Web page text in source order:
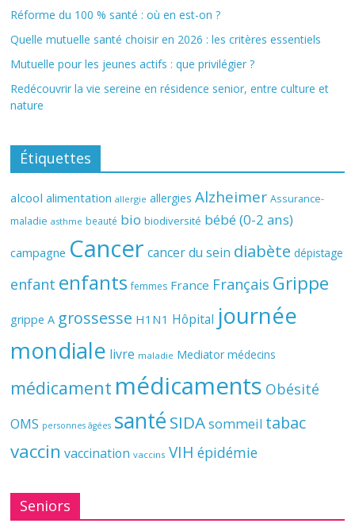
Réforme du 100 % santé : où en est-on ?
Quelle mutuelle santé choisir en 2026 : les critères essentiels
Mutuelle pour les jeunes actifs : que privilégier ?
Redécouvrir la vie sereine en résidence senior, entre culture et
nature
Étiquettes
alcool alimentation allergie allergies Alzheimer Assurance-
maladie asthme beauté bio biodiversité bébé (0-2 ans)
campagne Cancer cancer du sein diabète dépistage
enfant enfants femmes France Français Grippe
grippe A grossesse H1N1 Hôpital journée
mondiale livre maladie Mediator médecins
médicament médicaments Obésité
OMS personnes âgées santé SIDAsommeil tabac
vaccin vaccination vaccins VIH épidémie
Seniors